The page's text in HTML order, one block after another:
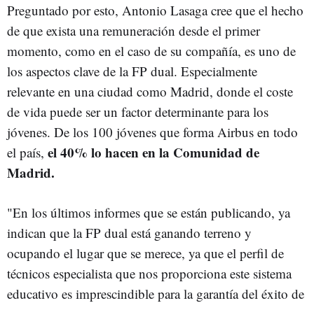
Preguntado por esto, Antonio Lasaga cree que el hecho
de que exista una remuneración desde el primer
momento, como en el caso de su compañía, es uno de
los aspectos clave de la FP dual. Especialmente
relevante en una ciudad como Madrid, donde el coste
de vida puede ser un factor determinante para los
jóvenes. De los 100 jóvenes que forma Airbus en todo
el país, el 40% lo hacen en la Comunidad de
Madrid.
"En los últimos informes que se están publicando, ya
indican que la FP dual está ganando terreno y
ocupando el lugar que se merece, ya que el perfil de
técnicos especialista que nos proporciona este sistema
educativo es imprescindible para la garantía del éxito de